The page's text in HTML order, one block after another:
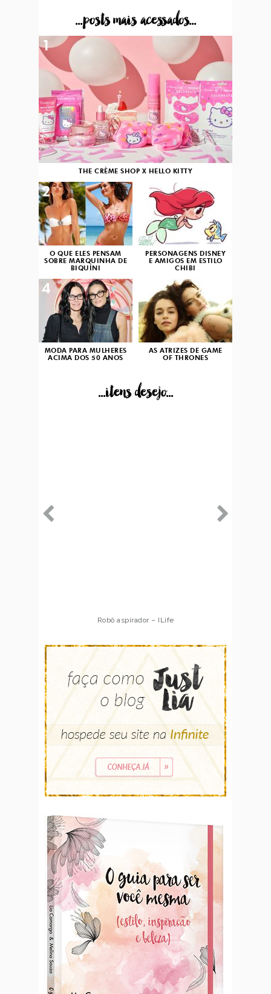
...posts mais acessados...
THE CRÈME SHOP X HELLO KITTY
1
O QUE ELES PENSAM
SOBRE MARQUINHA DE
BIQUÍNI
2
PERSONAGENS DISNEY
E AMIGOS EM ESTILO
CHIBI
3
MODA PARA MULHERES
ACIMA DOS 50 ANOS
4
AS ATRIZES DE GAME
OF THRONES
...itens desejo...
Robô aspirador – ILife